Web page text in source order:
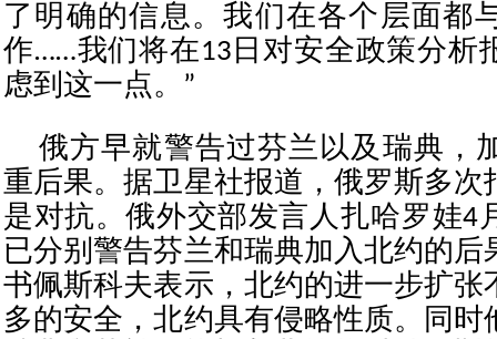
了明确的信息。我们在各个层面都
作……我们将在13日对安全政策分析
虑到这一点。”
俄方早就警告过芬兰以及瑞典，
重后果。据卫星社报道，俄罗斯多次
是对抗。俄外交部发言人扎哈罗娃4
已分别警告芬兰和瑞典加入北约的后
书佩斯科夫表示，北约的进一步扩张
多的安全，北约具有侵略性质。同时